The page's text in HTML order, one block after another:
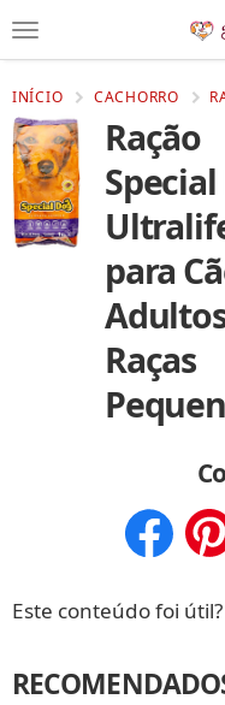
INÍCIO CACHORRO
Ração
para
Raças
Este conteúdo foi útil?